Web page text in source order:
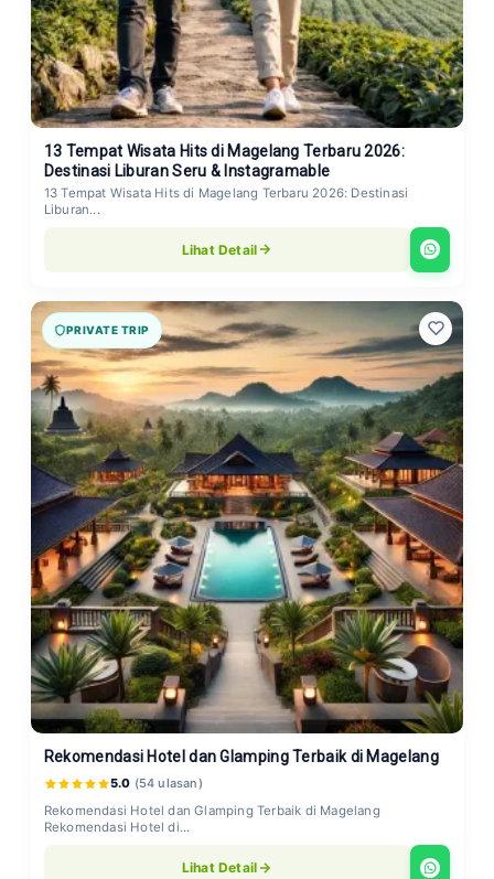
13 Tempat Wisata Hits di Magelang Terbaru 2026:
Destinasi Liburan Seru & Instagramable
13 Tempat Wisata Hits di Magelang Terbaru 2026: Destinasi
Liburan...
Lihat Detail
PRIVATE TRIP
Rekomendasi Hotel dan Glamping Terbaik di Magelang
5.0 (54 ulasan)
Rekomendasi Hotel dan Glamping Terbaik di Magelang
Rekomendasi Hotel di...
Lihat Detail